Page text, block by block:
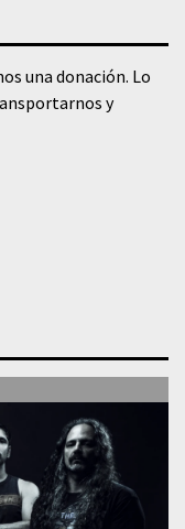
una donación. Lo
y